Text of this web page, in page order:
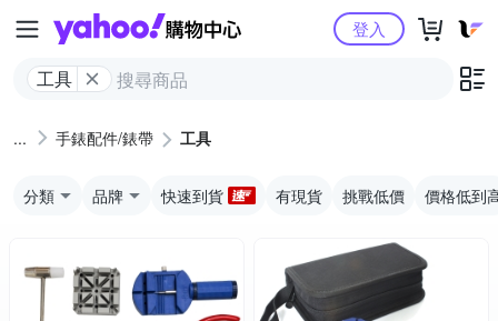
Yahoo購物中心
工具
登入
手錶配件/錶帶 工具
分類 品牌 快速到貨 有現貨 挑戰低價 價格低到